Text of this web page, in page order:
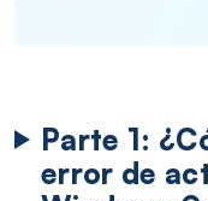
Parte 1:
error de